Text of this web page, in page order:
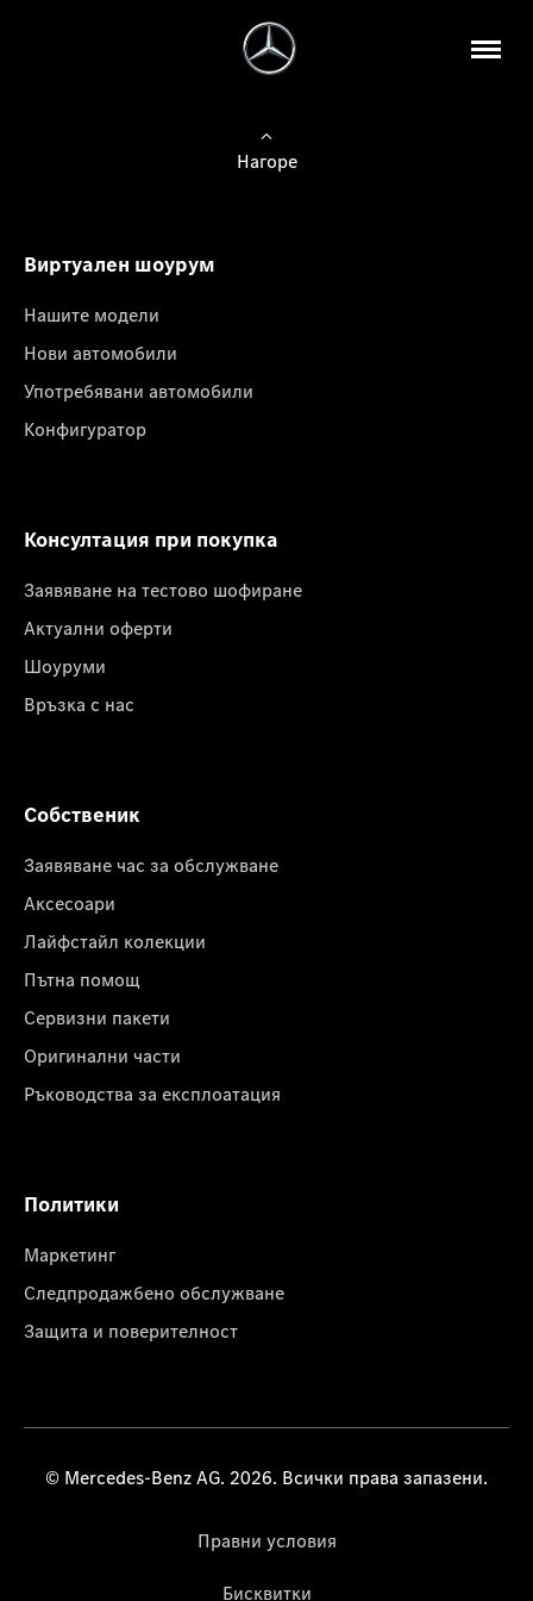
Нагоре
Виртуален шоурум
Нашите модели
Нови автомобили
Употребявани автомобили
Конфигуратор
Консултация при покупка
Заявяване на тестово шофиране
Актуални оферти
Шоуруми
Връзка с нас
Собственик
Заявяване час за обслужване
Аксесоари
Лайфстайл колекции
Пътна помощ
Сервизни пакети
Оригинални части
Ръководства за експлоатация
Политики
Маркетинг
Следпродажбено обслужване
Защита и поверителност
© Mercedes-Benz AG. 2026. Всички права запазени.
Правни условия
Бисквитки